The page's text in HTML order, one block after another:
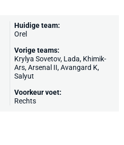
Huidige team:
Orel
Vorige teams:
Krylya Sovetov, Lada, Khimik-
Ars, Arsenal II, Avangard K,
Salyut
Voorkeur voet:
Rechts